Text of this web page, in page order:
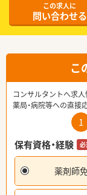
この求人に
問い合わせる
こ
コンサルタントへ求
薬局・病院等への直接
1
保有資格・経験
薬剤師